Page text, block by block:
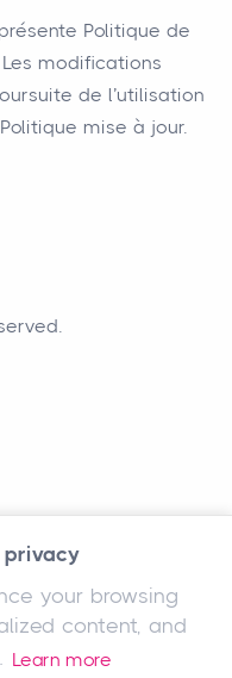
privacy
your browsing
content, and
Learn more
Politique de
modifications
de l’utilisation
mise à jour.